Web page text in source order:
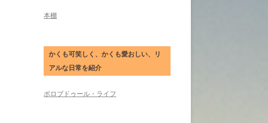
本棚
かくも可笑しく、かくも愛おしい、リ
アルな日常を紹介
ボロブドゥール・ライフ